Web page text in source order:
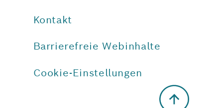
Kontakt
Barrierefreie Webinhalte
Cookie-Einstellungen